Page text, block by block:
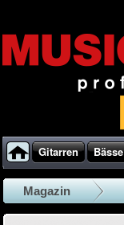
Gitarren Bässe
Magazin